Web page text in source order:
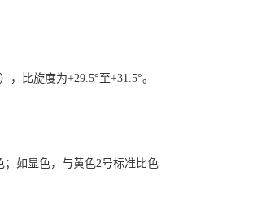
比旋度为+29.5°至+31.5°。
如显色，与黄色2号标准比色